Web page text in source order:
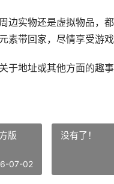
实物还是虚拟物品，
素带回家，尽情享受游戏
于地址或其他方面的趣
版
07-02
没有了！